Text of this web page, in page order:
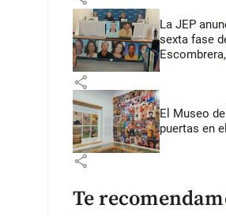
La JEP
sexta fase
share
El Museo
puertas en
share
Te